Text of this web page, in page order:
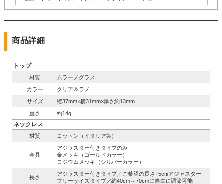
商品詳細
トップ
材質
ムラーノグラス
カラー
クリア＆ラメ
サイズ
縦37mm×横31mm×厚さ約13mm
重さ
約14g
ネックレス
材質 コットン（イタリア製）
金具
アジャスター付きタイプのみ
金メッキ（ゴールドカラー）
ロジウムメッキ（シルバーカラー）
長さ
アジャスター付きタイプ／ご希望の長さ+5cmアジャスター
フリーサイズタイプ／約40cm～70cmに自由に調節可能